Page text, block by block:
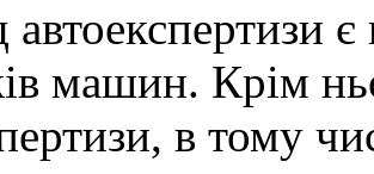
машин. Крім
в тому